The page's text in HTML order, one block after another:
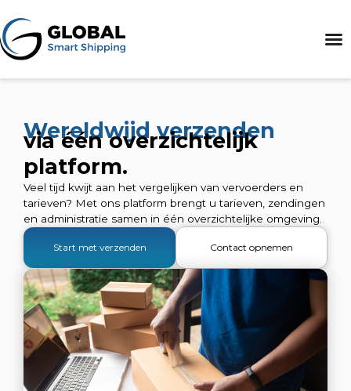
Wereldwijd verzenden
via één overzichtelijk
platform.
Veel tijd kwijt aan het vergelijken van vervoerders en
tarieven? Met ons platform brengt u tarieven, zendingen
en administratie samen in één overzichtelijke omgeving.
Start met verzenden Contact opnemen